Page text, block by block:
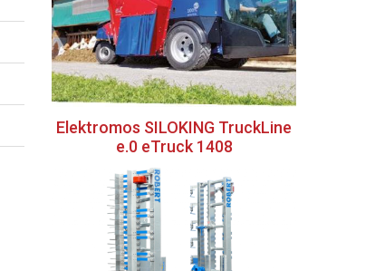
Elektromos SILOKING TruckLine
e.0 eTruck 1408